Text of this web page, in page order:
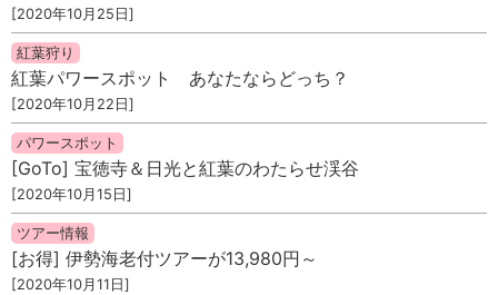
[2020年10月25日]
紅葉狩り
紅葉パワースポット あなたならどっち？
[2020年10月22日]
パワースポット
[GoTo] 宝徳寺＆日光と紅葉のわたらせ渓谷
[2020年10月15日]
ツアー情報
[お得] 伊勢海老付ツアーが13,980円～
[2020年10月11日]